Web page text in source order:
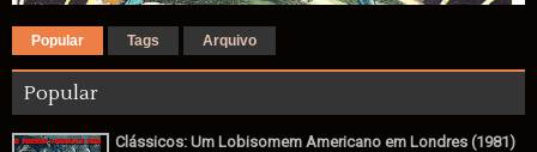
Popular Tags Arquivo
Popular
Clássicos: Um Lobisomem Americano em Londres (1981)